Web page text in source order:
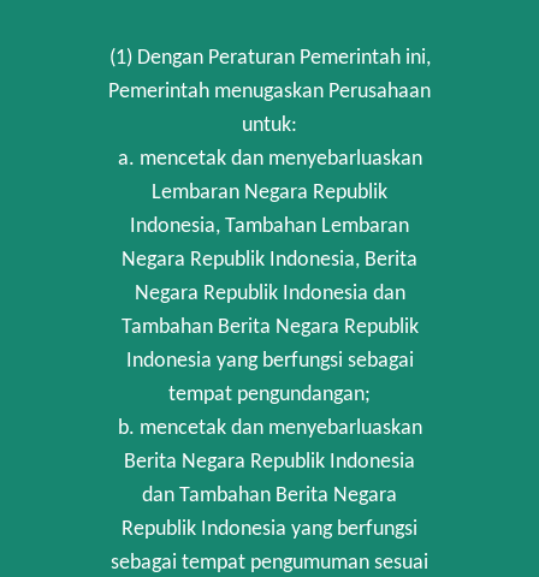
(1) Dengan Peraturan Pemerintah ini,
Pemerintah menugaskan Perusahaan
untuk:
a. mencetak dan menyebarluaskan
Lembaran Negara Republik
Indonesia, Tambahan Lembaran
Negara Republik Indonesia, Berita
Negara Republik Indonesia dan
Tambahan Berita Negara Republik
Indonesia yang berfungsi sebagai
tempat pengundangan;
b. mencetak dan menyebarluaskan
Berita Negara Republik Indonesia
dan Tambahan Berita Negara
Republik Indonesia yang berfungsi
sebagai tempat pengumuman sesuai